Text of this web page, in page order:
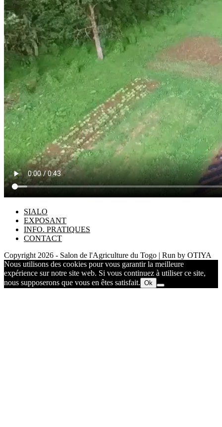
SIALO
EXPOSANT
INFO. PRATIQUES
CONTACT
Copyright 2026 - Salon de l'Agriculture du Togo | Run by OTIYA
Nous utilisons des cookies pour vous garantir la meilleure
expérience sur notre site web. Si vous continuez à utiliser ce site,
nous supposerons que vous en êtes satisfait. Ok